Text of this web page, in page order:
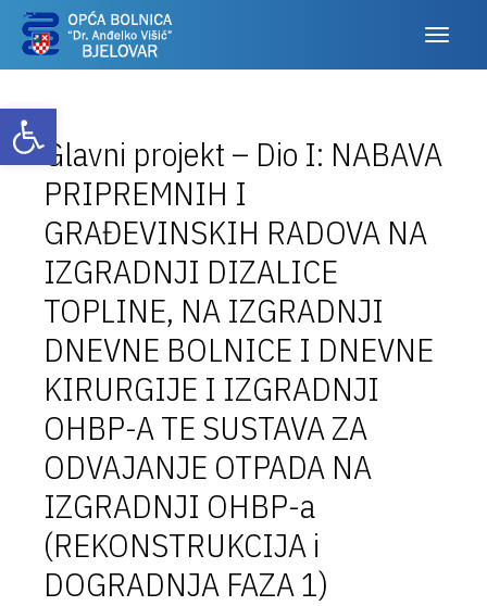
Otvori alatnu traku
Glavni projekt – Dio I: NABAVA
PRIPREMNIH I
GRAĐEVINSKIH RADOVA NA
IZGRADNJI DIZALICE
TOPLINE, NA IZGRADNJI
DNEVNE BOLNICE I DNEVNE
KIRURGIJE I IZGRADNJI
OHBP-A TE SUSTAVA ZA
ODVAJANJE OTPADA NA
IZGRADNJI OHBP-a
(REKONSTRUKCIJA i
DOGRADNJA FAZA 1)